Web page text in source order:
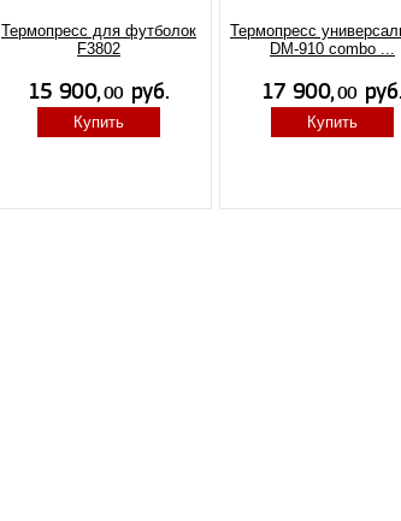
Термопресс для футболок
F3802
Купить
Термопресс
DM-910 combo ...
Купить